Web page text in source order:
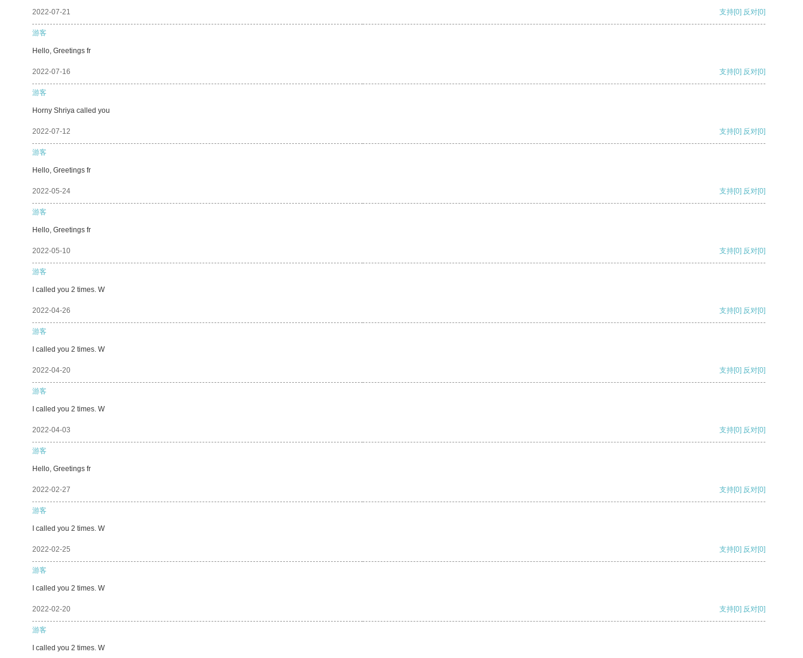
2022-07-21 支持[0] 反对[0]
游客
Hello, Greetings fr
2022-07-16 支持[0] 反对[0]
游客
Horny Shriya called you
2022-07-12 支持[0] 反对[0]
游客
Hello, Greetings fr
2022-05-24 支持[0] 反对[0]
游客
Hello, Greetings fr
2022-05-10 支持[0] 反对[0]
游客
I called you 2 times. W
2022-04-26 支持[0] 反对[0]
游客
I called you 2 times. W
2022-04-20 支持[0] 反对[0]
游客
I called you 2 times. W
2022-04-03 支持[0] 反对[0]
游客
Hello, Greetings fr
2022-02-27 支持[0] 反对[0]
游客
I called you 2 times. W
2022-02-25 支持[0] 反对[0]
游客
I called you 2 times. W
2022-02-20 支持[0] 反对[0]
游客
I called you 2 times. W